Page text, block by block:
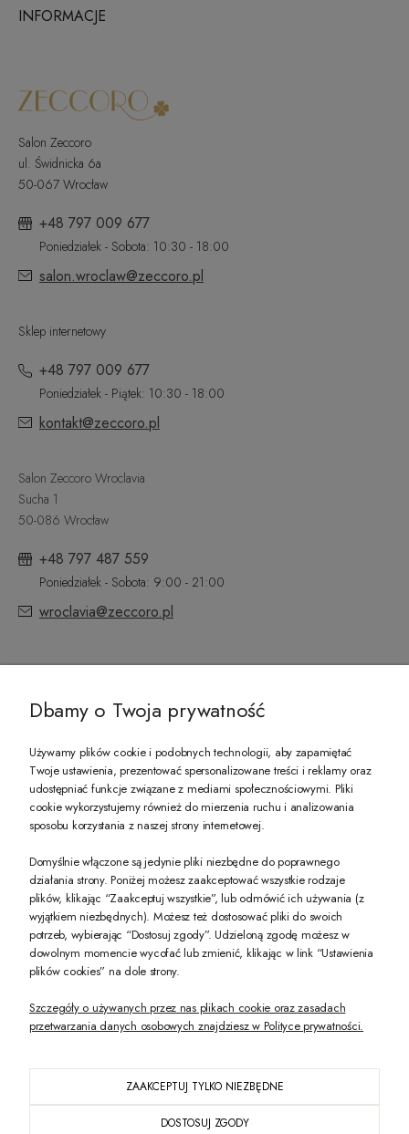
INFORMACJE
Salon Zeccoro
ul. Świdnicka 6a
50-067 Wrocław
+48 797 009 677
Poniedziałek - Sobota: 10:30 - 18:00
salon.wroclaw@zeccoro.pl
Sklep internetowy
+48 797 009 677
Poniedziałek - Piątek: 10:30 - 18:00
kontakt@zeccoro.pl
Salon Zeccoro Wroclavia
Sucha 1
50-086 Wrocław
+48 797 487 559
Poniedziałek - Sobota: 9:00 - 21:00
wroclavia@zeccoro.pl
PREZENT DLA CIEBIE!
-10% na pierwsze zakupy na zeccoro.pl Gdy zapiszesz się do naszego
Twoje dane będą przetwarzane zgodnie z nasząpolityką prywatności
POKAŻ PEŁNĄ WERSJĘ STRONY
Dbamy o Twoja prywatność
Używamy plików cookie i podobnych technologii, aby zapamiętać
Twoje ustawienia, prezentować spersonalizowane treści i reklamy oraz
udostępniać funkcje związane z mediami społecznościowymi. Pliki
cookie wykorzystujemy również do mierzenia ruchu i analizowania
sposobu korzystania z naszej strony internetowej.
Domyślnie włączone są jedynie pliki niezbędne do poprawnego
działania strony. Poniżej możesz zaakceptować wszystkie rodzaje
plików, klikając “Zaakceptuj wszystkie”, lub odmówić ich używania (z
wyjątkiem niezbędnych). Możesz też dostosować pliki do swoich
potrzeb, wybierając “Dostosuj zgody”. Udzieloną zgodę możesz w
dowolnym momencie wycofać lub zmienić, klikając w link “Ustawienia
plików cookies” na dole strony.
Szczegóły o używanych przez nas plikach cookie oraz zasadach
przetwarzania danych osobowych znajdziesz w Polityce prywatności.
ZAAKCEPTUJ TYLKO NIEZBĘDNE
DOSTOSUJ ZGODY